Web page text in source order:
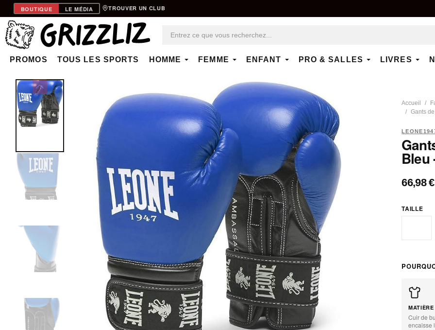
BOUTIQUE LE MÉDIA TROUVER UN CLUB
PROMOS TOUS LES SPORTS HOMME FEMME ENFANT PRO & SALLES LIVRES
Accueil
Gants
Bleu
66,98 €
TAILLE
MATIÈRE
Cuir de
encaisse